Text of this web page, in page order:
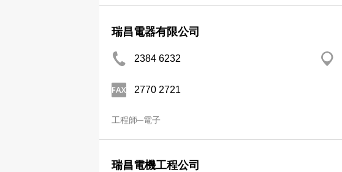
瑞昌電器有限公司
2384 6232
2770 2721
工程師─電子
瑞昌電機工程公司